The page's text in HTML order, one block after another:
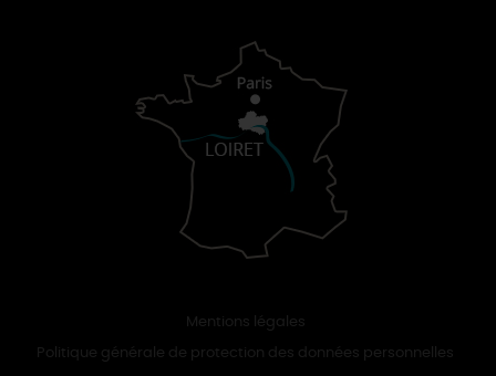
Mentions légales
Politique générale de protection des données personnelles